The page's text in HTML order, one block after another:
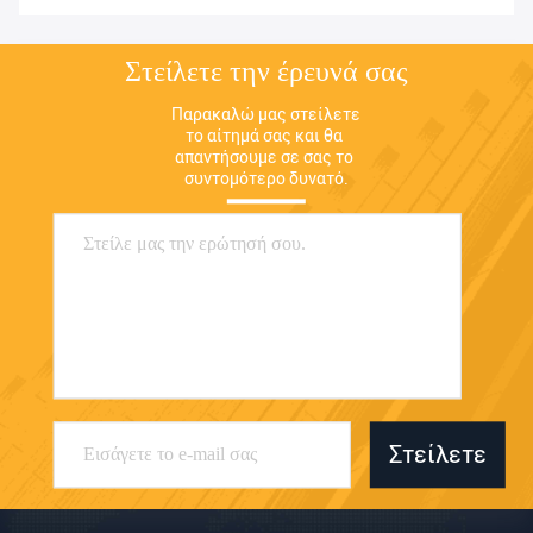
Στείλετε την έρευνά σας
Παρακαλώ μας στείλετε
το αίτημά σας και θα
απαντήσουμε σε σας το
συντομότερο δυνατό.
Στείλετε